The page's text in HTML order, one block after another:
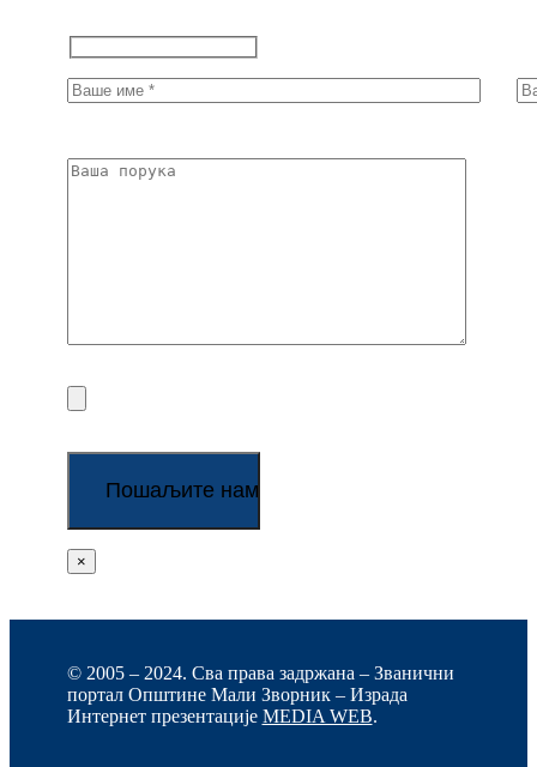
×
© 2005 – 2024. Сва права задржана – Званични
портал Општине Мали Зворник – Израда
Интернет презентације MEDIA WEB.